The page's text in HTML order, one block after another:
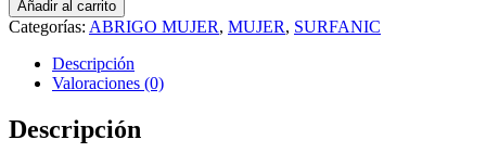
SURFANIC
cantidad
Añadir al carrito
Categorías: ABRIGO MUJER, MUJER, SURFANIC
Descripción
Valoraciones (0)
Descripción